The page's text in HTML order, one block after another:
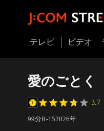
テレビ ビデオ
愛のごとく
3.7
99分R-152026年